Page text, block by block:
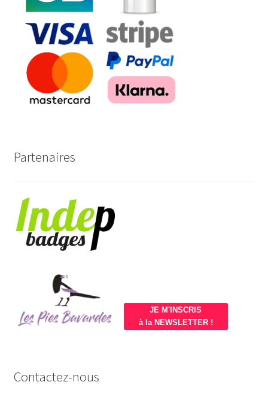
Partenaires
JE M'INSCRIS
à la NEWSLETTER !
Contactez-nous